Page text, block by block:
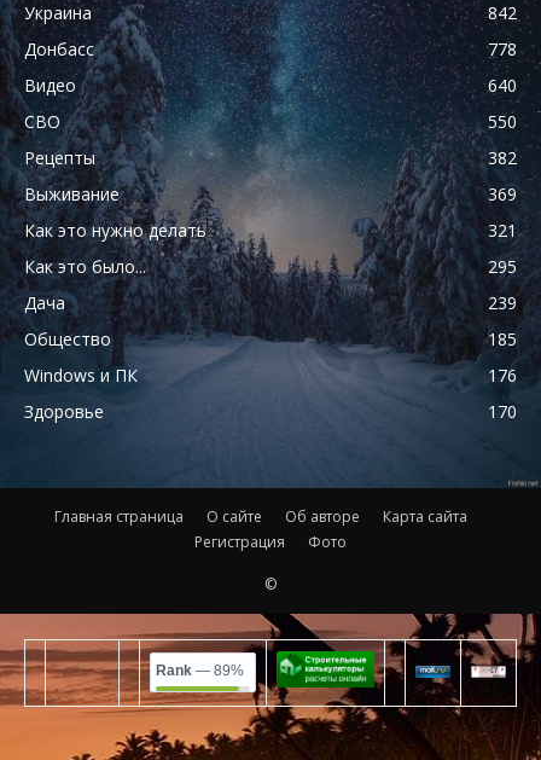
Украина
842
Донбасс
778
Видео
640
СВО
550
Рецепты
382
Выживание
369
Как это нужно делать
321
Как это было...
295
Дача
239
Общество
185
Windows и ПК
176
Здоровье
170
Главная страница О сайте Об авторе
Карта сайта
Регистрация
Фото
©
Rank — 89%